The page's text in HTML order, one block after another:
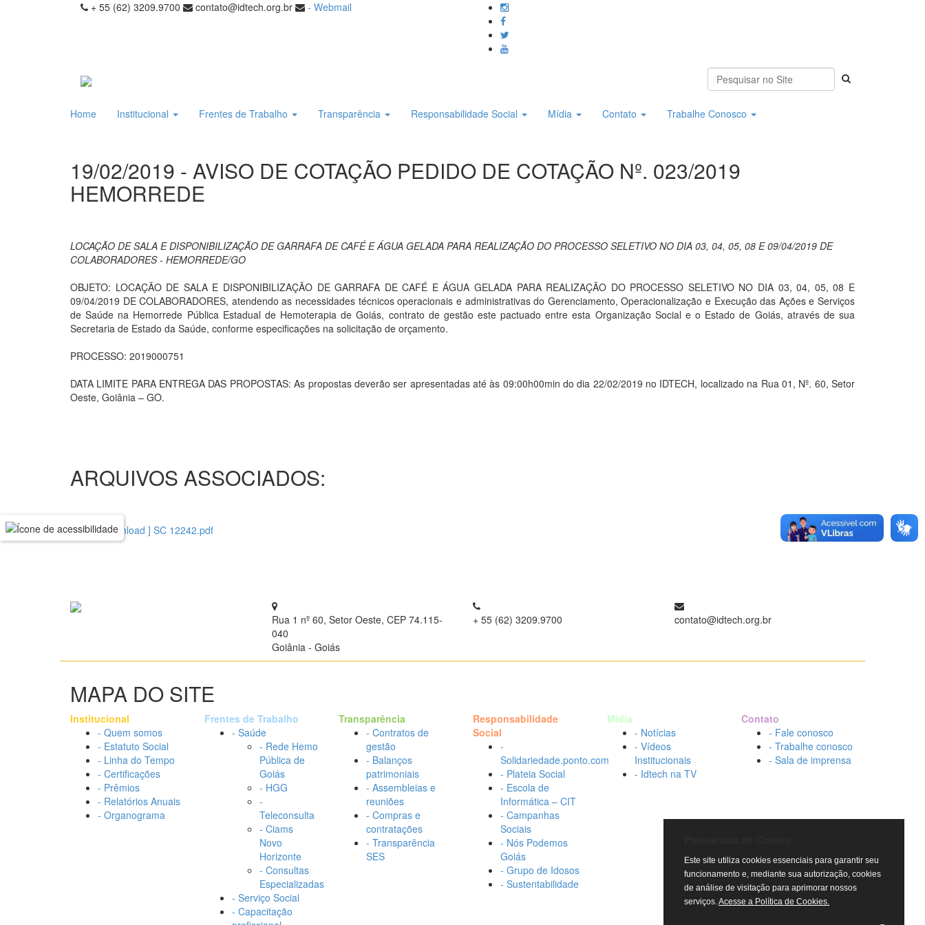
+ 55 (62) 3209.9700 contato@idtech.org.br - Webmail
Home Institucional Frentes de Trabalho Transparência Responsabilidade Social Mídia Contato Trabalhe Conosco
19/02/2019 - AVISO DE COTAÇÃO PEDIDO DE COTAÇÃO Nº. 023/2019
HEMORREDE
LOCAÇÃO DE SALA E DISPONIBILIZAÇÃO DE GARRAFA DE CAFÉ E ÁGUA GELADA PARA REALIZAÇÃO DO PROCESSO SELETIVO NO DIA 03, 04, 05, 08 E 09/04/2019 DE
COLABORADORES - HEMORREDE/GO
OBJETO: LOCAÇÃO DE SALA E DISPONIBILIZAÇÃO DE GARRAFA DE CAFÉ E ÁGUA GELADA PARA REALIZAÇÃO DO PROCESSO SELETIVO NO DIA 03, 04, 05, 08 E
09/04/2019 DE COLABORADORES, atendendo as necessidades técnicos operacionais e administrativas do Gerenciamento, Operacionalização e Execução das Ações e Serviços
de Saúde na Hemorrede Pública Estadual de Hemoterapia de Goiás, contrato de gestão este pactuado entre esta Organização Social e o Estado de Goiás, através de sua
Secretaria de Estado da Saúde, conforme especificações na solicitação de orçamento.
PROCESSO: 2019000751
DATA LIMITE PARA ENTREGA DAS PROPOSTAS: As propostas deverão ser apresentadas até às 09:00h00min do dia 22/02/2019 no IDTECH, localizado na Rua 01, Nº. 60, Setor
Oeste, Goiânia – GO.
ARQUIVOS ASSOCIADOS:
[ download ] SC 12242.pdf
Rua 1 nº 60, Setor Oeste, CEP 74.115-
040
Goiânia - Goiás
+ 55 (62) 3209.9700 contato@idtech.org.br
MAPA DO SITE
Institucional
- Quem somos
- Estatuto Social
- Linha do Tempo
- Certificações
- Prêmios
- Relatórios Anuais
- Organograma
Frentes de Trabalho
- Saúde
- Rede Hemo
Pública de
Goiás
- HGG
-
Teleconsulta
- Ciams
Novo
Horizonte
- Consultas
Especializadas
- Serviço Social
- Capacitação
Transparência
- Contratos de
gestão
- Balanços
patrimoniais
- Assembleias e
reuniões
- Compras e
contratações
- Transparência
SES
Responsabilidade
Social
-
Solidariedade.ponto.com
- Plateia Social
- Escola de
Informática – CIT
- Campanhas
Sociais
- Nós Podemos
Goiás
- Grupo de Idosos
- Sustentabilidade
Mídia
- Notícias
- Vídeos
Institucionais
- Idtech na TV
Contato
- Fale conosco
- Trabalhe conosco
- Sala de imprensa
Este site utiliza cookies essenciais para garantir seu
funcionamento e, mediante sua autorização, cookies
de análise de visitação para aprimorar nossos
serviços.Acesse a Política de Cookies.